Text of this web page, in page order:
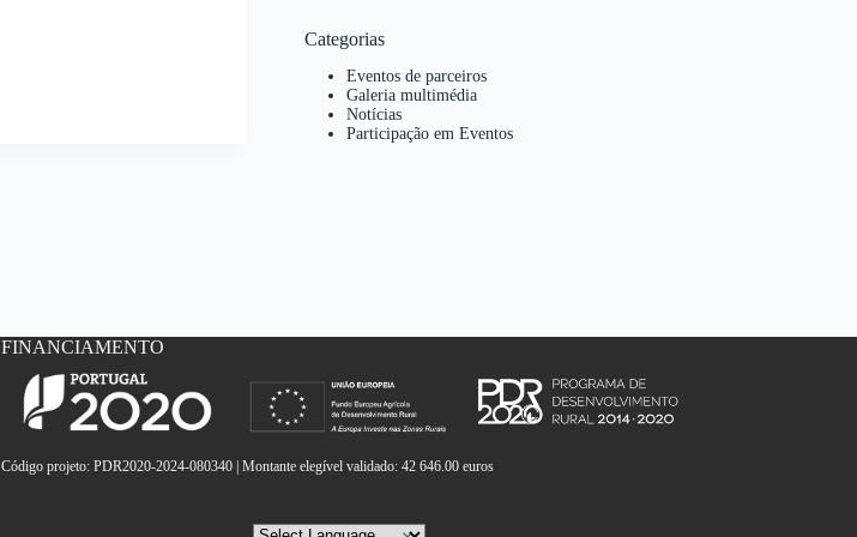
Categorias
Eventos de parceiros
Galeria multimédia
Notícias
Participação em Eventos
FINANCIAMENTO
Código projeto: PDR2020-2024-080340 | Montante elegível validado: 42 646.00 euros